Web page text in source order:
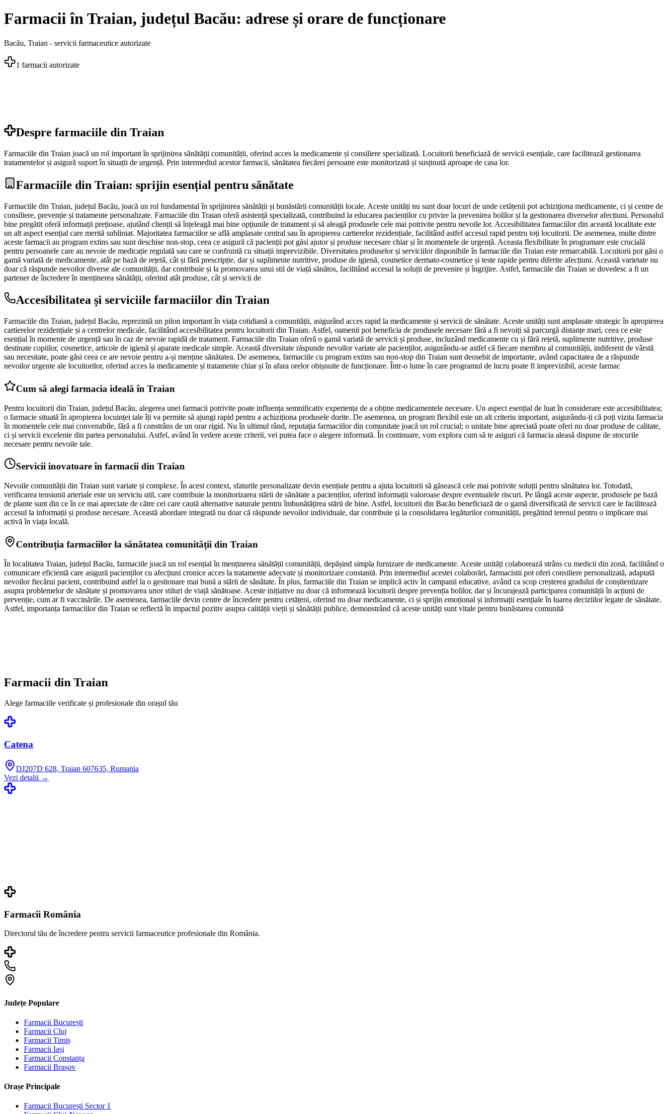
Farmacii în Traian, județul Bacău: adrese și orare de funcționare
Bacău, Traian - servicii farmaceutice autorizate
1 farmacii autorizate
Despre farmaciile din Traian
Farmaciile din Traian joacă un rol important în sprijinirea sănătății comunității, oferind acces la medicamente și consiliere specializată. Locuitorii beneficiază de servicii esențiale, care facilitează gestionarea
tratamentelor și asigură suport în situații de urgență. Prin intermediul acestor farmacii, sănătatea fiecărei persoane este monitorizată și susținută aproape de casa lor.
Farmaciile din Traian: sprijin esențial pentru sănătate
Farmaciile din Traian, județul Bacău, joacă un rol fundamental în sprijinirea sănătății și bunăstării comunității locale. Aceste unități nu sunt doar locuri de unde cetățenii pot achiziționa medicamente, ci și centre de
consiliere, prevenție și tratamente personalizate. Farmaciile din Traian oferă asistență specializată, contribuind la educarea pacienților cu privire la prevenirea bolilor și la gestionarea diverselor afecțiuni. Personalul
bine pregătit oferă informații prețioase, ajutând clienții să înțeleagă mai bine opțiunile de tratament și să aleagă produsele cele mai potrivite pentru nevoile lor. Accesibilitatea farmaciilor din această localitate este
un alt aspect esențial care merită subliniat. Majoritatea farmaciilor se află amplasate central sau în apropierea cartierelor rezidențiale, facilitând astfel accesul rapid pentru toți locuitorii. De asemenea, multe dintre
aceste farmacii au program extins sau sunt deschise non-stop, ceea ce asigură că pacienții pot găsi ajutor și produse necesare chiar și în momentele de urgență. Aceasta flexibilitate în programare este crucială
pentru persoanele care au nevoie de medicație regulată sau care se confruntă cu situații imprevizibile. Diversitatea produselor și serviciilor disponibile în farmaciile din Traian este remarcabilă. Locuitorii pot găsi o
gamă variată de medicamente, atât pe bază de rețetă, cât și fără prescripție, dar și suplimente nutritive, produse de igienă, cosmetice dermato-cosmetice și teste rapide pentru diferite afecțiuni. Această varietate nu
doar că răspunde nevoilor diverse ale comunității, dar contribuie și la promovarea unui stil de viață sănătos, facilitând accesul la soluții de prevenire și îngrijire. Astfel, farmaciile din Traian se dovedesc a fi un
partener de încredere în menținerea sănătății, oferind atât produse, cât și servicii de
Accesibilitatea și serviciile farmaciilor din Traian
Farmaciile din Traian, județul Bacău, reprezintă un pilon important în viața cotidiană a comunității, asigurând acces rapid la medicamente și servicii de sănătate. Aceste unități sunt amplasate strategic în apropierea
cartierelor rezidențiale și a centrelor medicale, facilitând accesibilitatea pentru locuitorii din Traian. Astfel, oamenii pot beneficia de produsele necesare fără a fi nevoiți să parcurgă distanțe mari, ceea ce este
esențial în momente de urgență sau în caz de nevoie rapidă de tratament. Farmaciile din Traian oferă o gamă variată de servicii și produse, incluzând medicamente cu și fără rețetă, suplimente nutritive, produse
destinate copiilor, cosmetice, articole de igienă și aparate medicale simple. Această diversitate răspunde nevoilor variate ale pacienților, asigurându-se astfel că fiecare membru al comunității, indiferent de vârstă
sau necesitate, poate găsi ceea ce are nevoie pentru a-și menține sănătatea. De asemenea, farmaciile cu program extins sau non-stop din Traian sunt deosebit de importante, având capacitatea de a răspunde
nevoilor urgente ale locuitorilor, oferind acces la medicamente și tratamente chiar și în afara orelor obișnuite de funcționare. Într-o lume în care programul de lucru poate fi imprevizibil, aceste farmac
Cum să alegi farmacia ideală în Traian
Pentru locuitorii din Traian, județul Bacău, alegerea unei farmacii potrivite poate influența semnificativ experiența de a obține medicamentele necesare. Un aspect esențial de luat în considerare este accesibilitatea;
o farmacie situată în apropierea locuinței tale îți va permite să ajungi rapid pentru a achiziționa produsele dorite. De asemenea, un program flexibil este un alt criteriu important, asigurându-ți că poți vizita farmacia
în momentele cele mai convenabile, fără a fi constrâns de un orar rigid. Nu în ultimul rând, reputația farmaciilor din comunitate joacă un rol crucial; o unitate bine apreciată poate oferi nu doar produse de calitate,
ci și servicii excelente din partea personalului. Astfel, având în vedere aceste criterii, vei putea face o alegere informată. În continuare, vom explora cum să te asiguri că farmacia aleasă dispune de stocurile
necesare pentru nevoile tale.
Servicii inovatoare în farmacii din Traian
Nevoile comunității din Traian sunt variate și complexe. În acest context, sfaturile personalizate devin esențiale pentru a ajuta locuitorii să găsească cele mai potrivite soluții pentru sănătatea lor. Totodată,
verificarea tensiunii arteriale este un serviciu util, care contribuie la monitorizarea stării de sănătate a pacienților, oferind informații valoroase despre eventualele riscuri. Pe lângă aceste aspecte, produsele pe bază
de plante sunt din ce în ce mai apreciate de către cei care caută alternative naturale pentru îmbunătățirea stării de bine. Astfel, locuitorii din Bacău beneficiază de o gamă diversificată de servicii care le facilitează
accesul la informații și produse necesare. Această abordare integrată nu doar că răspunde nevoilor individuale, dar contribuie și la consolidarea legăturilor comunității, pregătind terenul pentru o implicare mai
activă în viața locală.
Contribuția farmaciilor la sănătatea comunității din Traian
În localitatea Traian, județul Bacău, farmaciile joacă un rol esențial în menținerea sănătății comunității, depășind simpla furnizare de medicamente. Aceste unități colaborează strâns cu medicii din zonă, facilitând o
comunicare eficientă care asigură pacienților cu afecțiuni cronice acces la tratamente adecvate și monitorizare constantă. Prin intermediul acestei colaborări, farmacistii pot oferi consiliere personalizată, adaptată
nevoilor fiecărui pacient, contribuind astfel la o gestionare mai bună a stării de sănătate. În plus, farmaciile din Traian se implică activ în campanii educative, având ca scop creșterea gradului de conștientizare
asupra problemelor de sănătate și promovarea unor stiluri de viață sănătoase. Aceste inițiative nu doar că informează locuitorii despre prevenția bolilor, dar și încurajează participarea comunității în acțiuni de
prevenție, cum ar fi vaccinările. De asemenea, farmaciile devin centre de încredere pentru cetățeni, oferind nu doar medicamente, ci și sprijin emoțional și informații esențiale în luarea deciziilor legate de sănătate.
Astfel, importanța farmaciilor din Traian se reflectă în impactul pozitiv asupra calității vieții și sănătății publice, demonstrând că aceste unități sunt vitale pentru bunăstarea comunită
Farmacii din Traian
Alege farmaciile verificate și profesionale din orașul tău
Catena
DJ207D 628, Traian 607635, Rumania
Vezi detalii →
Farmacii România
Directorul tău de încredere pentru servicii farmaceutice profesionale din România.
Județe Populare
Farmacii București
Farmacii Cluj
Farmacii Timiș
Farmacii Iași
Farmacii Constanța
Farmacii Brașov
Orașe Principale
Farmacii București Sector 1